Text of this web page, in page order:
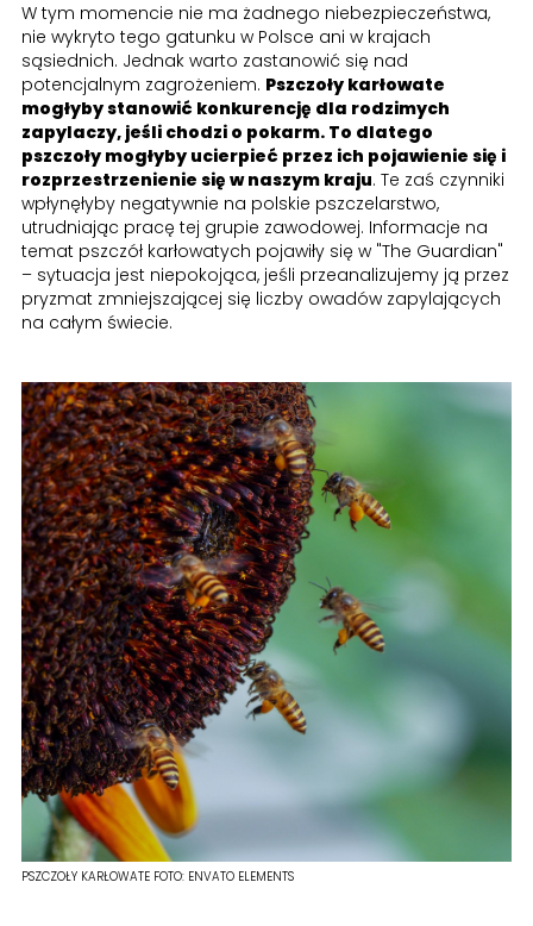
W tym momencie nie ma żadnego niebezpieczeństwa,
nie wykryto tego gatunku w Polsce ani w krajach
sąsiednich. Jednak warto zastanowić się nad
potencjalnym zagrożeniem. Pszczoły karłowate
mogłyby stanowić konkurencję dla rodzimych
zapylaczy, jeśli chodzi o pokarm. To dlatego
pszczoły mogłyby ucierpieć przez ich pojawienie się i
rozprzestrzenienie się w naszym kraju. Te zaś czynniki
wpłynęłyby negatywnie na polskie pszczelarstwo,
utrudniając pracę tej grupie zawodowej. Informacje na
temat pszczół karłowatych pojawiły się w "The Guardian"
– sytuacja jest niepokojąca, jeśli przeanalizujemy ją przez
pryzmat zmniejszającej się liczby owadów zapylających
na całym świecie.
PSZCZOŁY KARŁOWATE FOTO: ENVATO ELEMENTS